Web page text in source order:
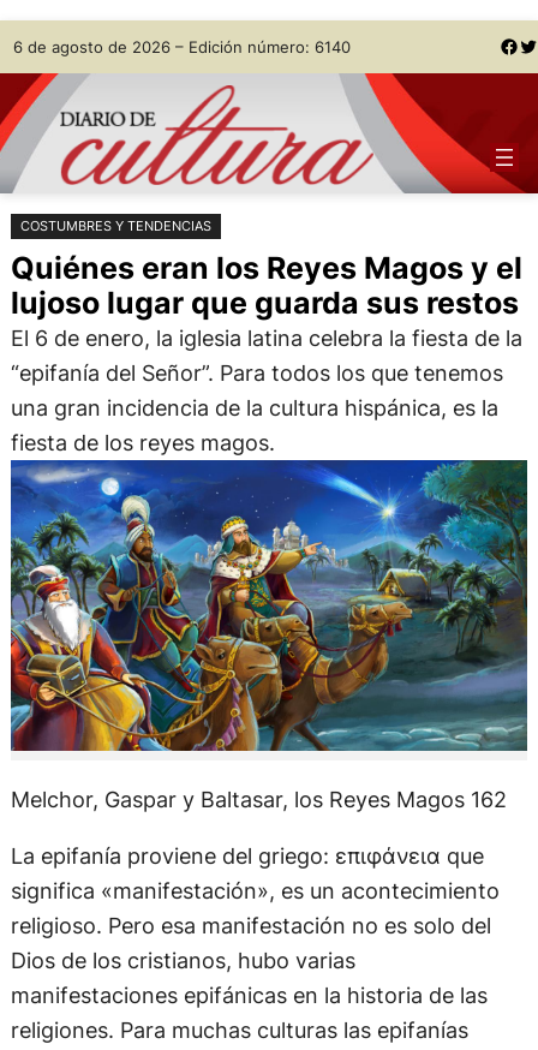
Saltar
al
contenido
Skip
to
content
6 de agosto de 2026 – Edición número: 6140 Facebook Twitter
COSTUMBRES Y TENDENCIAS
Quiénes eran los Reyes Magos y el
lujoso lugar que guarda sus restos
El 6 de enero, la iglesia latina celebra la fiesta de la
“epifanía del Señor”. Para todos los que tenemos
una gran incidencia de la cultura hispánica, es la
fiesta de los reyes magos.
Melchor, Gaspar y Baltasar, los Reyes Magos 162
La epifanía proviene del griego: επιφάνεια que
significa «manifestación», es un acontecimiento
religioso. Pero esa manifestación no es solo del
Dios de los cristianos, hubo varias
manifestaciones epifánicas en la historia de las
religiones. Para muchas culturas las epifanías